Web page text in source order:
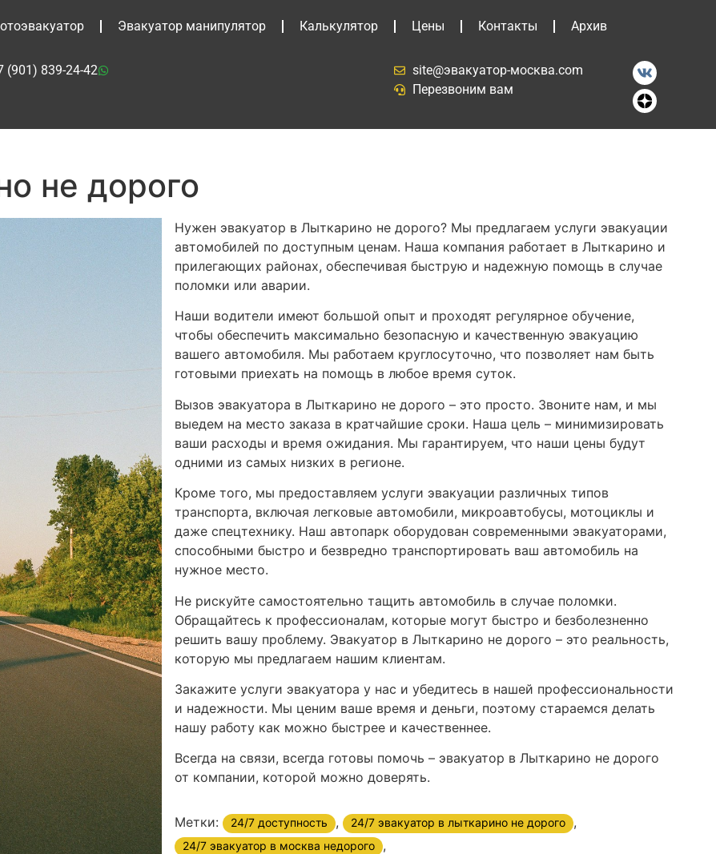
Эвакуатор манипулятор Калькулятор Цены Контакты Архив
(901) 839-24-42
site@эвакуатор-москва.com
Перезвоним вам
не дорого
Нужен эвакуатор в Лыткарино не дорого? Мы предлагаем услуги эвакуации
автомобилей по доступным ценам. Наша компания работает в Лыткарино и
прилегающих районах, обеспечивая быструю и надежную помощь в случае
поломки или аварии.
Наши водители имеют большой опыт и проходят регулярное обучение,
чтобы обеспечить максимально безопасную и качественную эвакуацию
вашего автомобиля. Мы работаем круглосуточно, что позволяет нам быть
готовыми приехать на помощь в любое время суток.
Вызов эвакуатора в Лыткарино не дорого – это просто. Звоните нам, и мы
выедем на место заказа в кратчайшие сроки. Наша цель – минимизировать
ваши расходы и время ожидания. Мы гарантируем, что наши цены будут
одними из самых низких в регионе.
Кроме того, мы предоставляем услуги эвакуации различных типов
транспорта, включая легковые автомобили, микроавтобусы, мотоциклы и
даже спецтехнику. Наш автопарк оборудован современными эвакуаторами,
способными быстро и безвредно транспортировать ваш автомобиль на
нужное место.
Не рискуйте самостоятельно тащить автомобиль в случае поломки.
Обращайтесь к профессионалам, которые могут быстро и безболезненно
решить вашу проблему. Эвакуатор в Лыткарино не дорого – это реальность,
которую мы предлагаем нашим клиентам.
Закажите услуги эвакуатора у нас и убедитесь в нашей профессиональности
и надежности. Мы ценим ваше время и деньги, поэтому стараемся делать
нашу работу как можно быстрее и качественнее.
Всегда на связи, всегда готовы помочь – эвакуатор в Лыткарино не дорого
от компании, которой можно доверять.
Метки: 24/7 доступность , 24/7 эвакуатор в лыткарино не дорого ,
24/7 эвакуатор в москва недорого ,